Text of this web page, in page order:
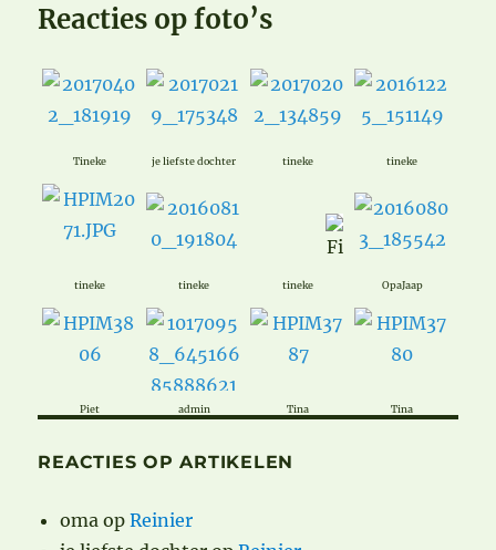
Reacties op foto’s
Tineke je liefste dochter tineke tineke
tineke tineke tineke OpaJaap
Piet admin Tina Tina
REACTIES OP ARTIKELEN
oma opReinier